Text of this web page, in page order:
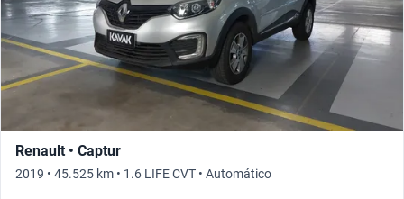
Renault • Captur
2019 • 45.525 km • 1.6 LIFE CVT • Automático